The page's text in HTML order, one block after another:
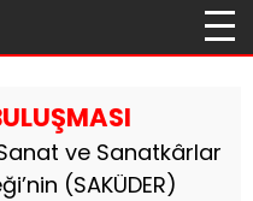
ve Sanatkârlar
(SAKÜDER)